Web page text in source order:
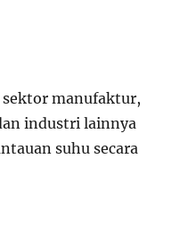
manufaktur,
industri lainnya
suhu secara